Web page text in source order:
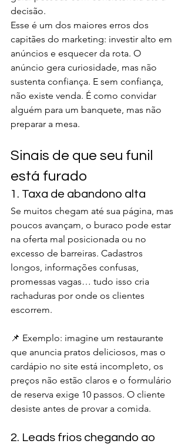
decisão.
Esse é um dos maiores erros dos
capitães do marketing: investir alto em
anúncios e esquecer da rota. O
anúncio gera curiosidade, mas não
sustenta confiança. E sem confiança,
não existe venda. É como convidar
alguém para um banquete, mas não
preparar a mesa.
Sinais de que seu funil
está furado
1. Taxa de abandono alta
Se muitos chegam até sua página, mas
poucos avançam, o buraco pode estar
na oferta mal posicionada ou no
excesso de barreiras. Cadastros
longos, informações confusas,
promessas vagas… tudo isso cria
rachaduras por onde os clientes
escorrem.
📌 Exemplo: imagine um restaurante
que anuncia pratos deliciosos, mas o
cardápio no site está incompleto, os
preços não estão claros e o formulário
de reserva exige 10 passos. O cliente
desiste antes de provar a comida.
2. Leads frios chegando ao